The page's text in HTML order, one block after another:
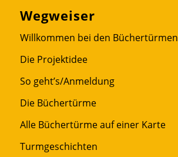
Wegweiser
Willkommen bei den Büchertürmen
Die Projektidee
So geht’s/Anmeldung
Die Büchertürme
Alle Büchertürme auf einer Karte
Turmgeschichten